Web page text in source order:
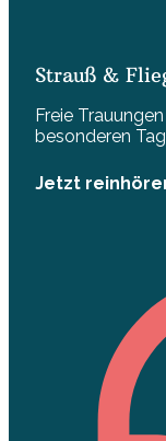
Strauß &
Freie
besonderen Tag
Jetzt